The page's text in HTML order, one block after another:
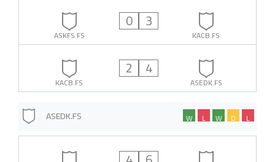
ASKFS.FS
0 3
KACB.FS
KACB.FS
2 4
ASEDK.FS
ASEDK.FS L
D
W
L
W